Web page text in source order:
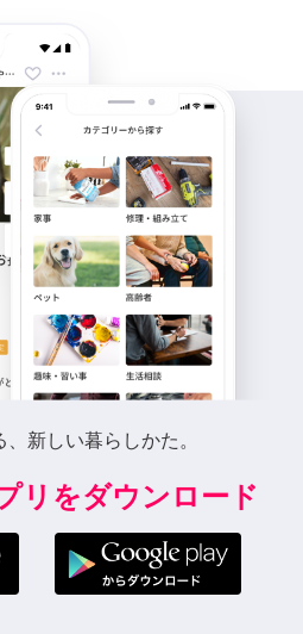
新しい暮らしかた。
リをダウンロード